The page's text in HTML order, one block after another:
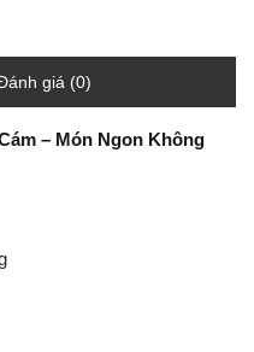
giá (0)
– Món Ngon Không